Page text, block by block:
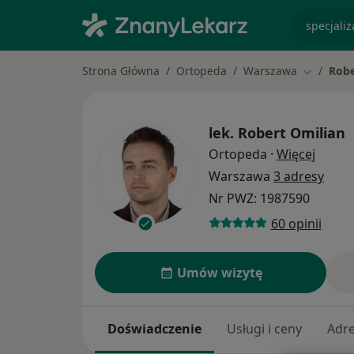
Strona Główna Ortopeda Warszawa Zmień
lek. Robert Omilian
Ortopeda · Więcej
Warszawa 3 adresy
Nr PWZ: 1987590
60 opinii
Umów wizytę
Doświadczenie Usługi i ceny